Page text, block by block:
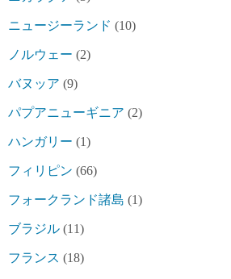
ニュージーランド (10)
ノルウェー (2)
バヌッア (9)
パプアニューギニア (2)
ハンガリー (1)
フィリピン (66)
フォークランド諸島 (1)
ブラジル (11)
フランス (18)